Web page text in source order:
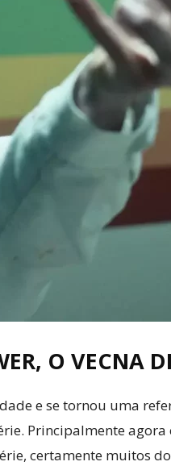
O VECNA
e se tornou uma
Principalmente
certamente muitos